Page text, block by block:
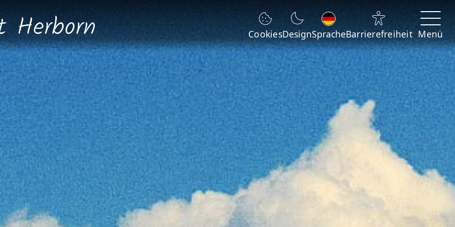
Herborn CookiesDesign
Sprache wechseln
SpracheBarrierefreiheit Menü